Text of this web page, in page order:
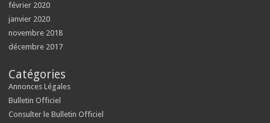
février 2020
janvier 2020
novembre 2018
décembre 2017
Catégories
Annonces Légales
Bulletin Officiel
Consulter le Bulletin Officiel